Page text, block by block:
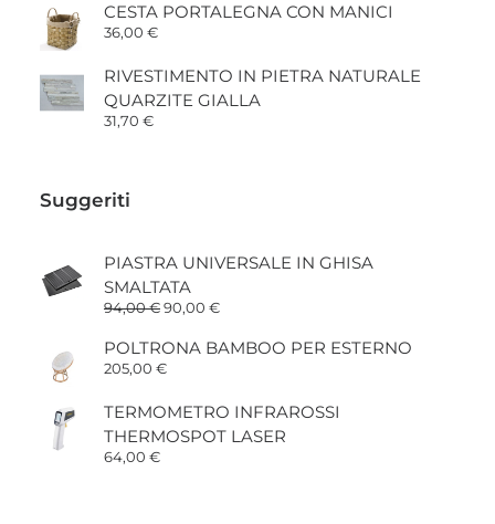
CESTA PORTALEGNA CON MANICI
36,00 €
RIVESTIMENTO IN PIETRA NATURALE
QUARZITE GIALLA
31,70 €
Suggeriti
PIASTRA UNIVERSALE IN GHISA
SMALTATA
94,00€Il
originale
era:
94,00 €.
90,00 €Il
attuale
è:
POLTRONA BAMBOO PER ESTERNO
205,00 €
TERMOMETRO INFRAROSSI
THERMOSPOT LASER
64,00 €